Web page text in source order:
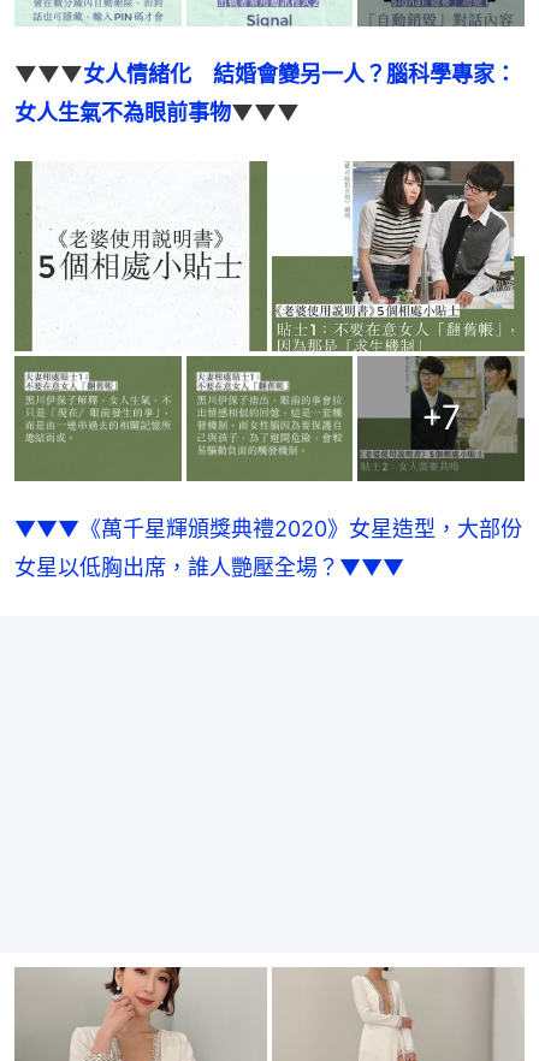
▼▼▼女人情緒化　結婚會變另一人？腦科學專家：
女人生氣不為眼前事物▼▼▼
+7
▼▼▼《萬千星輝頒獎典禮2020》女星造型，大部份
女星以低胸出席，誰人艷壓全場？▼▼▼